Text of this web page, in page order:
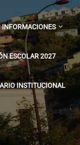
INFORMACIONES
ESCOLAR 2027
INSTITUCIONAL